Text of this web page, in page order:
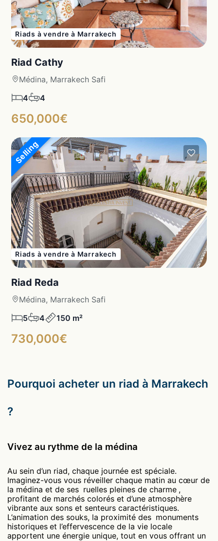
Riads à vendre à Marrakech
Riad Cathy
Médina, Marrakech Safi
4
4
650,000€
Selling
Riads à vendre à Marrakech
Riad Reda
Médina, Marrakech Safi
5
4 150 m²
730,000€
Pourquoi acheter un riad à Marrakech
?
Vivez au rythme de la médina
Au sein d’un riad, chaque journée est spéciale.
Imaginez-vous vous réveiller chaque matin au cœur de
la médina et de ses ruelles pleines de charme ,
profitant de marchés colorés et d’une atmosphère
vibrante aux sons et senteurs caractéristiques.
L’animation des souks, la proximité des monuments
historiques et l’effervescence de la vie locale
apportent une énergie unique, tout en vous offrant un